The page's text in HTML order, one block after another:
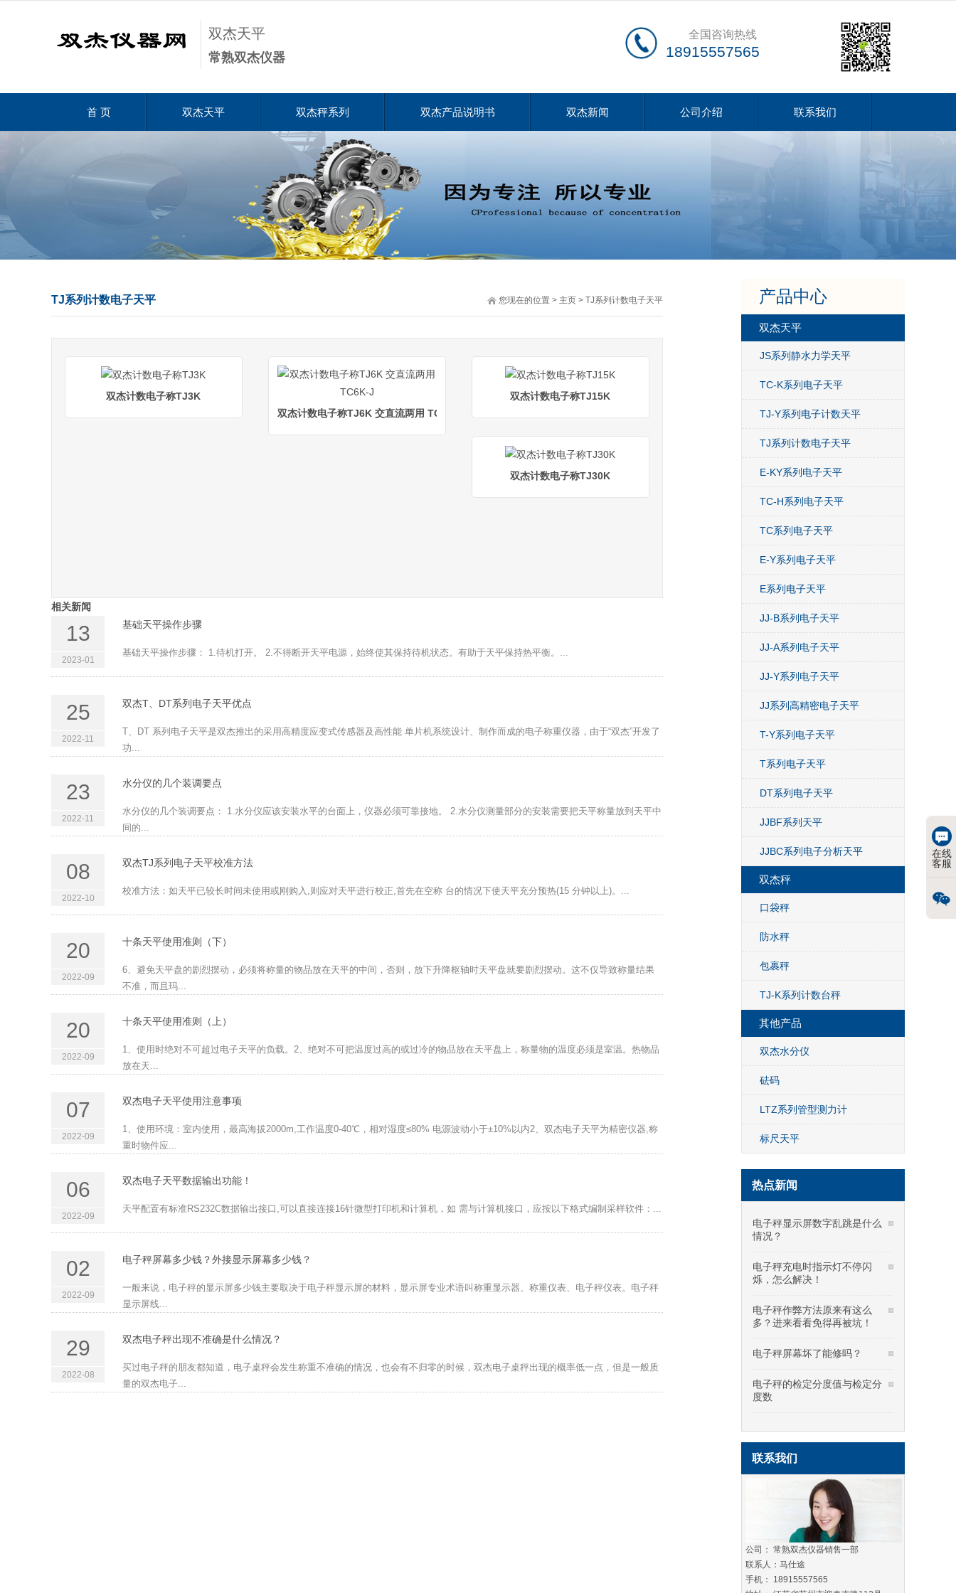
双杰天平
常熟双杰仪器
全国咨询热线
18915557565
首 页 双杰天平 双杰秤系列 双杰产品说明书 双杰新闻 公司介绍 联系我们
您现在的位置 > 主页 > TJ系列计数电子天平
TJ系列计数电子天平
双杰计数电子称TJ3K
双杰计数电子称TJ6K 交直流两用 TC6K-J
双杰计数电子称TJ15K
双杰计数电子称TJ30K
相关新闻
13
2023-01
基础天平操作步骤
基础天平操作步骤： 1.待机打开。 2.不得断开天平电源，始终使其保持待机状态。有助于天平保持热平衡。...
25
2022-11
双杰T、DT系列电子天平优点
T、DT 系列电子天平是双杰推出的采用高精度应变式传感器及高性能 单片机系统设计、制作而成的电子称重仪器，由于“双杰”开发了
功...
23
2022-11
水分仪的几个装调要点
水分仪的几个装调要点： 1.水分仪应该安装水平的台面上，仪器必须可靠接地。 2.水分仪测量部分的安装需要把天平称量放到天平中
间的...
08
2022-10
双杰TJ系列电子天平校准方法
校准方法：如天平已较长时间未使用或刚购入,则应对天平进行校正,首先在空称 台的情况下使天平充分预热(15 分钟以上)。...
20
2022-09
十条天平使用准则（下）
6、避免天平盘的剧烈摆动，必须将称量的物品放在天平的中间，否则，放下升降枢轴时天平盘就要剧烈摆动。这不仅导致称量结果
不准，而且玛...
20
2022-09
十条天平使用准则（上）
1、使用时绝对不可超过电子天平的负载。2、绝对不可把温度过高的或过冷的物品放在天平盘上，称量物的温度必须是室温。热物品
放在天...
07
2022-09
双杰电子天平使用注意事项
1、使用环境：室内使用，最高海拔2000m,工作温度0-40℃，相对湿度≤80% 电源波动小于±10%以内2、双杰电子天平为精密仪器,称
重时物件应...
06
2022-09
双杰电子天平数据输出功能！
天平配置有标准RS232C数据输出接口,可以直接连接16针微型打印机和计算机，如 需与计算机接口，应按以下格式编制采样软件：...
02
2022-09
电子秤屏幕多少钱？外接显示屏幕多少钱？
一般来说，电子秤的显示屏多少钱主要取决于电子秤显示屏的材料，显示屏专业术语叫称重显示器、称重仪表、电子秤仪表。电子秤
显示屏线...
29
2022-08
双杰电子秤出现不准确是什么情况？
买过电子秤的朋友都知道，电子桌秤会发生称重不准确的情况，也会有不归零的时候，双杰电子桌秤出现的概率低一点，但是一般质
量的双杰电子...
产品中心
双杰天平
JS系列静水力学天平
TC-K系列电子天平
TJ-Y系列电子计数天平
TJ系列计数电子天平
E-KY系列电子天平
TC-H系列电子天平
TC系列电子天平
E-Y系列电子天平
E系列电子天平
JJ-B系列电子天平
JJ-A系列电子天平
JJ-Y系列电子天平
JJ系列高精密电子天平
T-Y系列电子天平
T系列电子天平
DT系列电子天平
JJBF系列天平
JJBC系列电子分析天平
双杰秤
口袋秤
防水秤
包裹秤
TJ-K系列计数台秤
其他产品
双杰水分仪
砝码
LTZ系列管型测力计
标尺天平
热点新闻
电子秤显示屏数字乱跳是什么
情况？
电子秤充电时指示灯不停闪
烁，怎么解决！
电子秤作弊方法原来有这么
多？进来看看免得再被坑！
电子秤屏幕坏了能修吗？
电子秤的检定分度值与检定分
度数
联系我们
公司： 常熟双杰仪器销售一部
联系人：马仕途
手机： 18915557565
在线
客服